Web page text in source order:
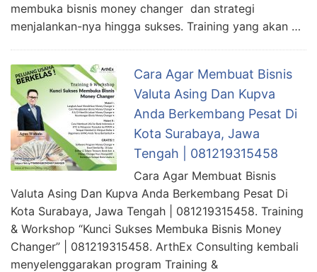
membuka bisnis money changer dan strategi
menjalankan-nya hingga sukses. Training yang akan …
Cara Agar Membuat Bisnis
Valuta Asing Dan Kupva
Anda Berkembang Pesat Di
Kota Surabaya, Jawa
Tengah | 081219315458
Cara Agar Membuat Bisnis
Valuta Asing Dan Kupva Anda Berkembang Pesat Di
Kota Surabaya, Jawa Tengah | 081219315458. Training
& Workshop “Kunci Sukses Membuka Bisnis Money
Changer” | 081219315458. ArthEx Consulting kembali
menyelenggarakan program Training &